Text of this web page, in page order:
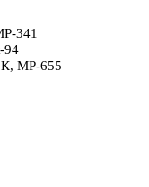
341
94
МР-655